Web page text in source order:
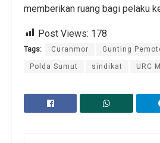
memberikan ruang bagi pelaku
Post Views: 178
Tags: Curanmor Gunting
Polda Sumut sindikat URC